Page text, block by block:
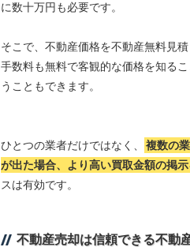
に数十万円も必要です。
そこで、不動産価格を不動産無料見
手数料も無料で客観的な価格を知る
うこともできます。
ひとつの業者だけではなく、
複数の
が出た場合、より高い買取金額の掲
スは有効です。
不動産売却は信頼できる不動